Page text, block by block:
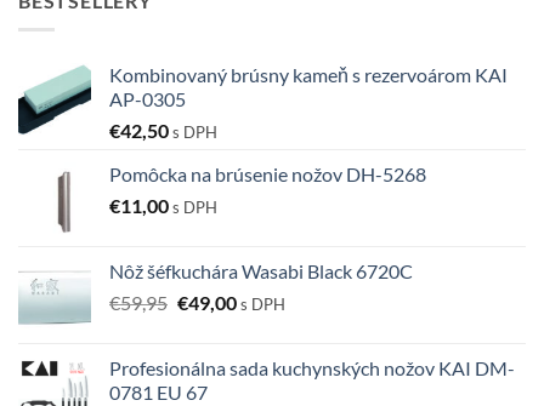
Kombinovaný brúsny kameň s rezervoárom KAI
AP-0305
€42,50s DPH
Pomôcka na brúsenie nožov DH-5268
€11,00s DPH
Nôž šéfkuchára Wasabi Black 6720C
€59,95 Pôvodná
€59,95.
€49,00Aktuálna
€49,00.
s DPH
Profesionálna sada kuchynských nožov KAI DM-
0781 EU 67